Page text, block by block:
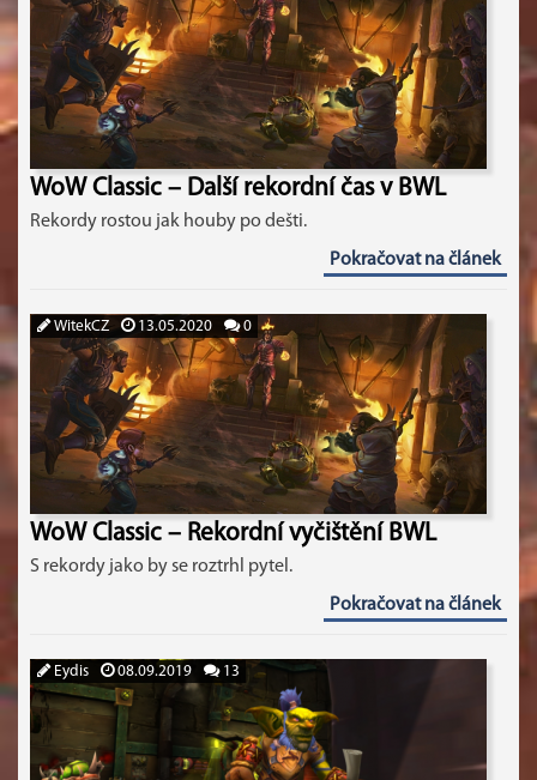
WoW Classic – Další rekordní čas v BWL
Rekordy rostou jak houby po dešti.
Pokračovat na článek
WitekCZ 13.05.2020 0
WoW Classic – Rekordní vyčištění BWL
S rekordy jako by se roztrhl pytel.
Pokračovat na článek
Eydis 08.09.2019 13